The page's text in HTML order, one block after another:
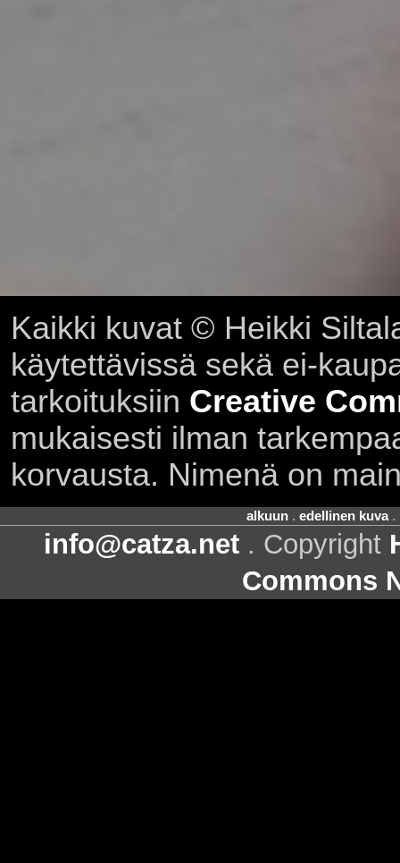
Kaikki kuvat © Heikki
käytettävissä sekä ei-
tarkoituksiin Creative
mukaisesti ilman
korvausta. Nimenä on
alkuun. edellinen kuva.
info@catza.net . Copyright
Commons